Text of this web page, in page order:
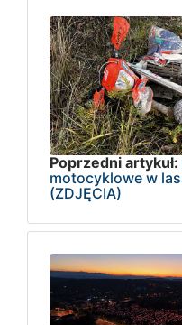
Poprzedni artykuł:
motocyklowe w
(ZDJĘCIA)